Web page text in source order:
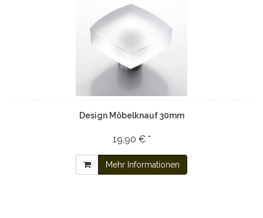
Design Möbelknauf 30mm
19,90 € *
Mehr Informationen